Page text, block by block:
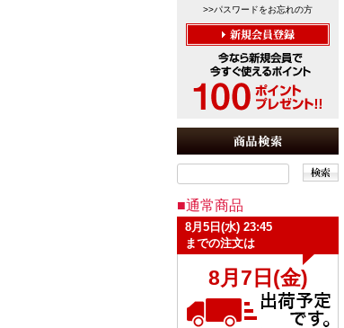
>>パスワードをお忘れの方
■通常商品